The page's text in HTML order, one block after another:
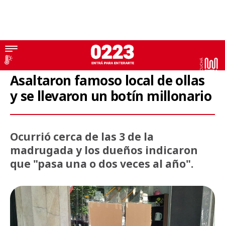
Robo
Asaltaron famoso local de ollas
y se llevaron un botín millonario
Ocurrió cerca de las 3 de la
madrugada y los dueños indicaron
que "pasa una o dos veces al año".